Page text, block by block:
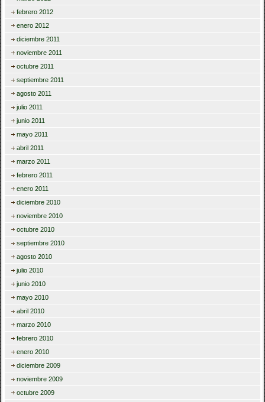
febrero 2012
enero 2012
diciembre 2011
noviembre 2011
octubre 2011
septiembre 2011
agosto 2011
julio 2011
junio 2011
mayo 2011
abril 2011
marzo 2011
febrero 2011
enero 2011
diciembre 2010
noviembre 2010
octubre 2010
septiembre 2010
agosto 2010
julio 2010
junio 2010
mayo 2010
abril 2010
marzo 2010
febrero 2010
enero 2010
diciembre 2009
noviembre 2009
octubre 2009